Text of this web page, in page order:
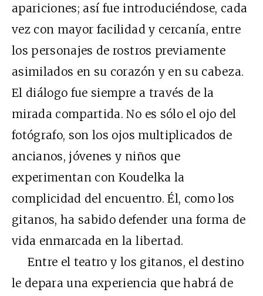
apariciones; así fue introduciéndose, cada
vez con mayor facilidad y cercanía, entre
los personajes de rostros previamente
asimilados en su corazón y en su cabeza.
El diálogo fue siempre a través de la
mirada compartida. No es sólo el ojo del
fotógrafo, son los ojos multiplicados de
ancianos, jóvenes y niños que
experimentan con Koudelka la
complicidad del encuentro. Él, como los
gitanos, ha sabido defender una forma de
vida enmarcada en la libertad.
Entre el teatro y los gitanos, el destino
le depara una experiencia que habrá de